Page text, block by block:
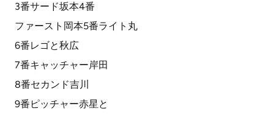
3番サード坂本4番
ファースト岡本5番ライト丸
6番レゴと秋広
7番キャッチャー岸田
8番セカンド吉川
9番ピッチャー赤星と